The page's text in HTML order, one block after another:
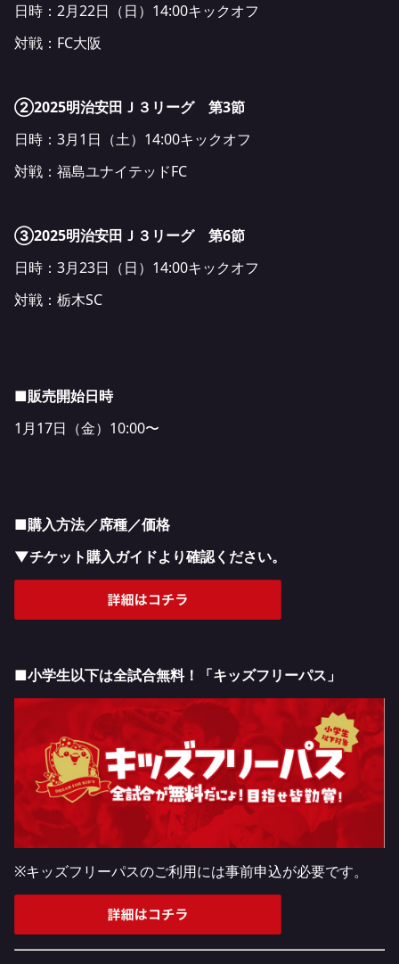
日時：2月22日（日）14:00キックオフ
対戦：FC大阪
②2025明治安田Ｊ３リーグ 第3節
日時：3月1日（土）14:00キックオフ
対戦：福島ユナイテッドFC
③2025明治安田Ｊ３リーグ 第6節
日時：3月23日（日）14:00キックオフ
対戦：栃木SC
■販売開始日時
1月17日（金）10:00〜
■購入方法／席種／価格
▼チケット購入ガイドより確認ください。
■小学生以下は全試合無料！「キッズフリーパス」
※キッズフリーパスのご利用には事前申込が必要です。